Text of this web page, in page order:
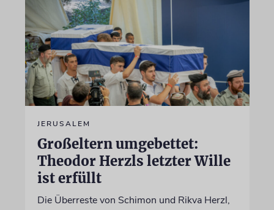
JERUSALEM
Großeltern umgebettet:
Theodor Herzls letzter Wille
ist erfüllt
Die Überreste von Schimon und Rikva Herzl,